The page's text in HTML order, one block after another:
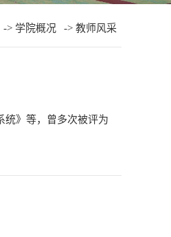
-> 学院概况 -> 教师风采
统》等，曾多次被评为